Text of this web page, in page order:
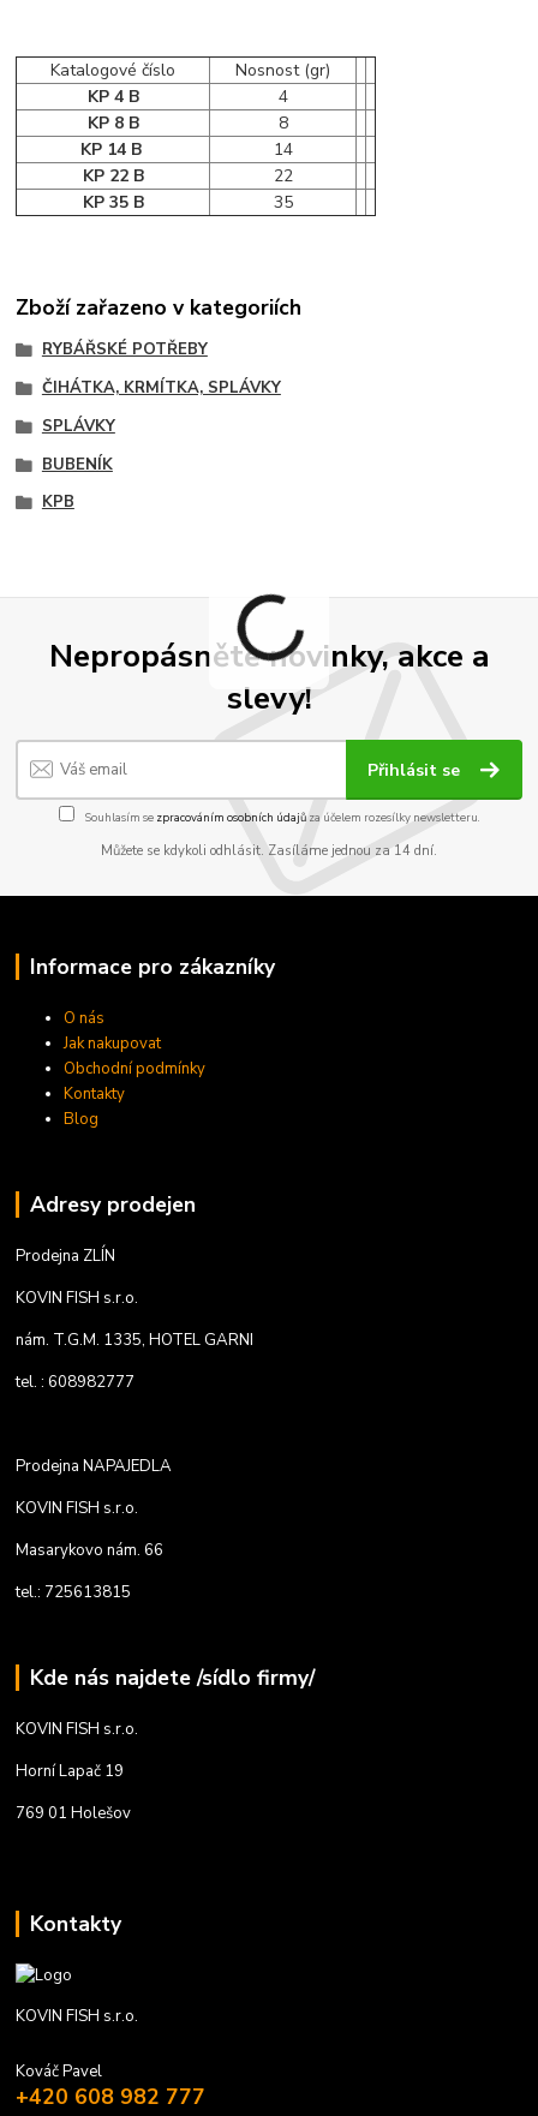
Katalogové číslo
Nosnost (gr)
KP 4 B
4
KP 8 B
8
KP 14 B
14
KP 22 B
22
KP 35 B
35
Zboží zařazeno v kategoriích
RYBÁŘSKÉ POTŘEBY
ČIHÁTKA, KRMÍTKA, SPLÁVKY
SPLÁVKY
BUBENÍK
KPB
Nepropásněte novinky, akce a
slevy!
Přihlásit se
Souhlasím se zpracováním osobních údajůza účelem rozesílky newsletteru.
Můžete se kdykoli odhlásit. Zasíláme jednou za 14 dní.
Informace pro zákazníky
O nás
Jak nakupovat
Obchodní podmínky
Kontakty
Blog
Adresy prodejen
Prodejna ZLÍN
KOVIN FISH s.r.o.
nám. T.G.M. 1335, HOTEL GARNI
tel. : 608982777
Prodejna NAPAJEDLA
KOVIN FISH s.r.o.
Masarykovo nám. 66
tel.: 725613815
Kde nás najdete /sídlo firmy/
KOVIN FISH s.r.o.
Horní Lapač 19
769 01 Holešov
Kontakty
KOVIN FISH s.r.o.
Kováč Pavel
+420 608 982 777